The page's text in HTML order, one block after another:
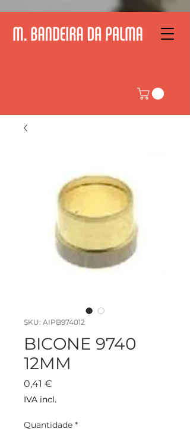
SKU: AIPB974012
BICONE 9740
12MM
0,41 €
IVA incl.
Quantidade *